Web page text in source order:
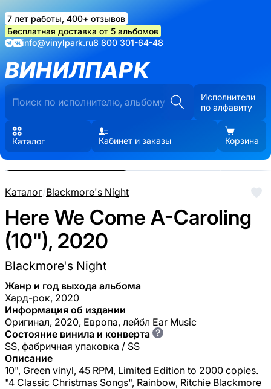
7 лет работы, 400+ отзывов
Бесплатная доставка от 5 альбомов
info@vinylpark.ru8 800 301-64-48
ВИНИЛПАРК
Исполнители
по алфавиту
Каталог Кабинет и заказы Корзина
Каталог/Blackmore's Night
Here We Come A-Caroling
(10"), 2020
Blackmore's Night
Жанр и год выхода альбома
Хард-рок, 2020
Информация об издании
Оригинал, 2020, Европа, лейбл Ear Music
Состояние винила и конверта ?
SS, фабричная упаковка / SS
Описание
10", Green vinyl, 45 RPM, Limited Edition to 2000 copies.
"4 Classic Christmas Songs", Rainbow, Ritchie Blackmore
Реальные фото пластинки.
Нажмите, чтобы увеличить